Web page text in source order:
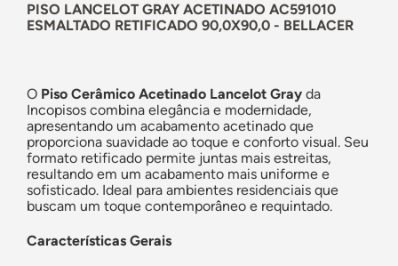
PISO LANCELOT GRAY ACETINADO AC591010
ESMALTADO RETIFICADO 90,0X90,0 - BELLACER
O Piso Cerâmico Acetinado Lancelot Gray da
Incopisos combina elegância e modernidade,
apresentando um acabamento acetinado que
proporciona suavidade ao toque e conforto visual. Seu
formato retificado permite juntas mais estreitas,
resultando em um acabamento mais uniforme e
sofisticado. Ideal para ambientes residenciais que
buscam um toque contemporâneo e requintado.
Características Gerais